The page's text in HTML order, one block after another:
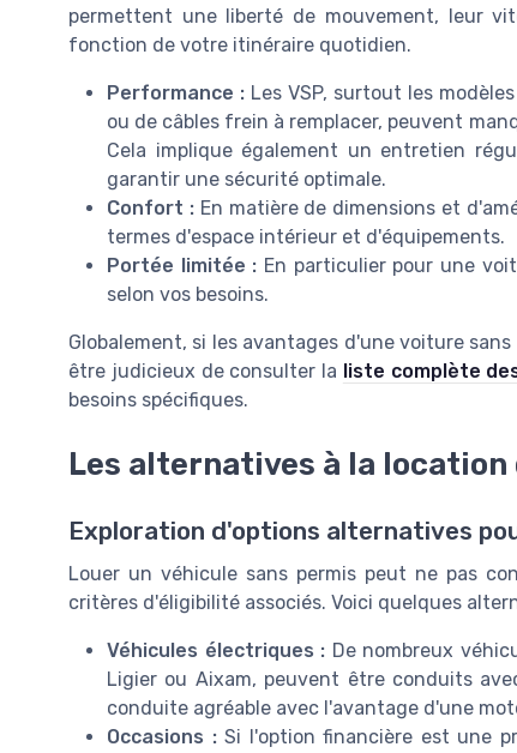
permettent une liberté de mouvement, leur
fonction de votre itinéraire quotidien.
Performance :Les VSP, surtout les
ou de câbles frein à remplacer, peuvent
Cela implique également un entretien
garantir une sécurité optimale.
Confort :En matière de dimensions et
termes d'espace intérieur et d'équipements.
Portée limitée : En particulier pour une
selon vos besoins.
Globalement, si les avantages d'une voiture
être judicieux de consulter la liste complète
besoins spécifiques.
Les alternatives à la location
Exploration d'options alternatives
Louer un véhicule sans permis peut ne pas
critères d'éligibilité associés. Voici quelques
Véhicules électriques : De nombreux
Ligier ou Aixam, peuvent être conduits
conduite agréable avec l'avantage d'une
Occasions :Si l'option financière est une